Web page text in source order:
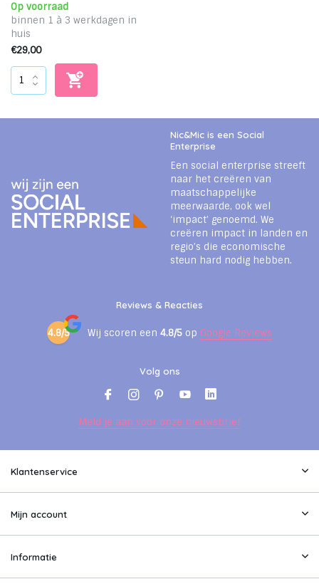
Op voorraad
binnen 1 à 3 werkdagen in
huis
€29,00
Nic&Mic is een Social
Enterprise
Een social enterprise streeft
naar het creëren van
maatschappelijke
meerwaarde, ook wel
‘impact’ genoemd. We
creëren impact in landen en
regio’s die economische
steun hard nodig hebben.
Reviews & Reacties
4.8/5 Wij scoren een 4.8/5 op Google Reviews
Volg ons
Meld je aan voor onze nieuwsbrief
Klantenservice
Mijn account
Informatie